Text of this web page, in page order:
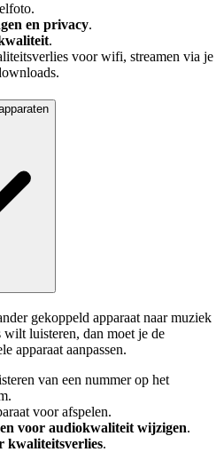
en privacy.
.
voor wifi, streamen via je
gekoppeld apparaat naar muziek
luisteren, dan moet je de
apparaat aanpassen.
van een nummer op het
voor afspelen.
voor audiokwaliteit wijzigen.
kwaliteitsverlies.